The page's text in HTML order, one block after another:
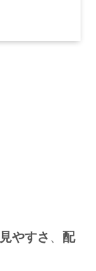
見やすさ 、 配